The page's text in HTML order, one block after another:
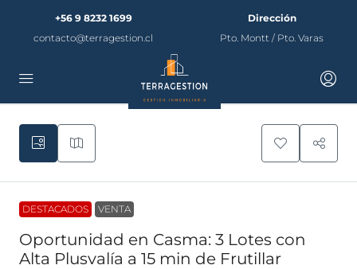
+56 9 8232 1699
contacto@terragestion.cl
Dirección
Pto. Montt / Pto. Varas
DESTACADOS VENTA
Oportunidad en Casma: 3 Lotes con
Alta Plusvalía a 15 min de Frutillar